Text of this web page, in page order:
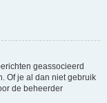
geassocieerd
Of je al dan niet gebruik
de beheerder